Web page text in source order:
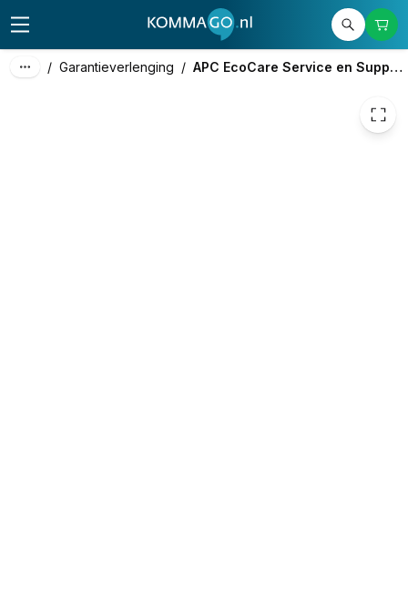
/ Garantieverlenging / APC EcoCare Service en Support
excl. btw